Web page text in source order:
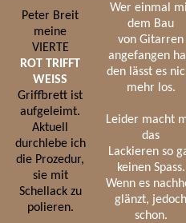
Peter Breit
meine
VIERTE
ROT TRIFFT
WEISS
Griffbrett ist
aufgeleimt.
Aktuell
durchlebe ich
die Prozedur,
sie mit
Schellack zu
polieren.
Wer einmal
dem Bau
von Gitarren
angefangen
den lässt es
mehr los.
Leider macht
das
Lackieren so
keinen Spass.
Wenn es
glänzt,
schon.